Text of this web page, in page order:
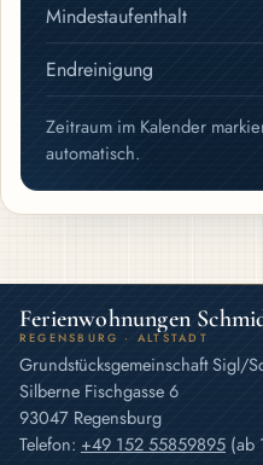
Mindestaufenthalt
Endreinigung
Zeitraum im Kalender
automatisch.
Ferienwohnungen
REGENSBURG · ALTSTADT
Grundstücksgemeinschaft Sigl/
Silberne Fischgasse 6
93047 Regensburg
Telefon: +49 152 55859895 (ab